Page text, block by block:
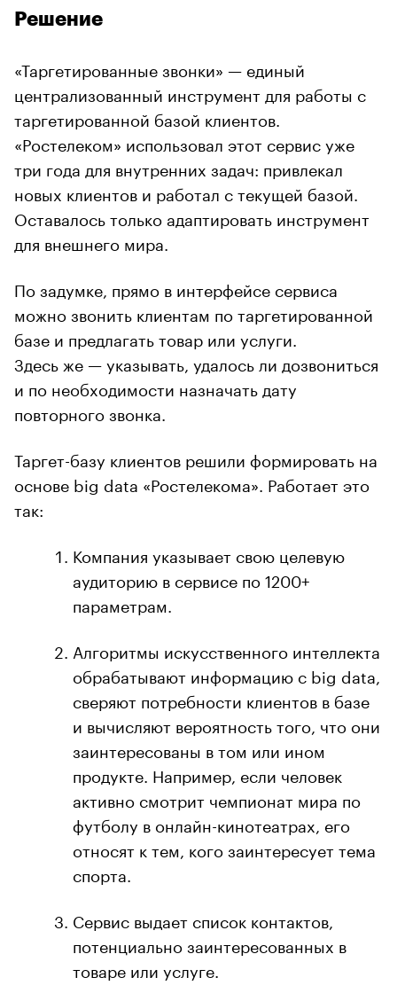
Решение
«Таргетированные звонки» — единый
централизованный инструмент для работы с
таргетированной базой клиентов.
«Ростелеком» использовал этот сервис уже
три года для внутренних задач: привлекал
новых клиентов и работал с текущей базой.
Оставалось только адаптировать инструмент
для внешнего мира.
По задумке, прямо в интерфейсе сервиса
можно звонить клиентам по таргетированной
базе и предлагать товар или услуги.
Здесь же — указывать, удалось ли дозвониться
и по необходимости назначать дату
повторного звонка.
Таргет-базу клиентов решили формировать на
основе big data «Ростелекома». Работает это
так:
Компания указывает свою целевую
аудиторию в сервисе по 1200+
параметрам.
Алгоритмы искусственного интеллекта
обрабатывают информацию с big data,
сверяют потребности клиентов в базе
и вычисляют вероятность того, что они
заинтересованы в том или ином
продукте. Например, если человек
активно смотрит чемпионат мира по
футболу в онлайн-кинотеатрах, его
относят к тем, кого заинтересует тема
спорта.
Сервис выдает список контактов,
потенциально заинтересованных в
товаре или услуге.